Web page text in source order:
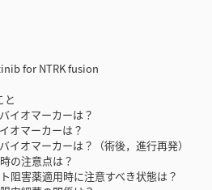
for NTRK fusion
と
オマーカーは？
マーカーは？
オマーカーは？（術後，進行再発）
の注意点は？
害薬適用時に注意すべき状態は？